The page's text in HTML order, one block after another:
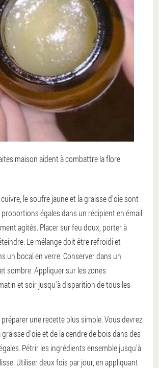
maison aident à combattre la flore
le soufre jaune et la graisse d'oie sont
égales dans un récipient en émail
agités. Placer sur feu doux, porter à
Le mélange doit être refroidi et
un bocal en verre. Conserver dans un
sombre. Appliquer sur les zones
et soir jusqu'à disparition de tous les
une recette plus simple. Vous devrez
d'oie et de la cendre de bois dans des
Pétrir les ingrédients ensemble jusqu'à
Utiliser deux fois par jour, en appliquant